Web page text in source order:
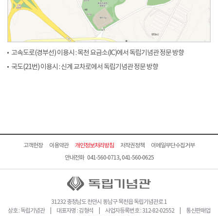
고속도로(경부선) 이용시 : 목천 요금소(IC)에서 독립기념관 정문 방향
국도(21번) 이용시 : 신계 교차로에서 독립기념관 정문 방향
고객헌장 이용약관 개인정보처리방침 저작권정책
이메일무단수집거부
안내전화 041-560-0713, 041-560-0625
31232 충청남도 천안시 동남구 목천읍 독립기념관로 1
상호 : 독립기념관 | 대표자명 : 김형석 | 사업자등록번호 : 312-82-02552 | 통신판매업